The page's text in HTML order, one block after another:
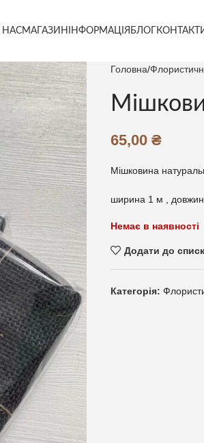
НАСМАГАЗИН ІНФОРМАЦІЯ БЛОГ
Головна
65,00 ₴
Мішковина
ширина 1 м ,
Немає в наявності
Додати до
Категорія: